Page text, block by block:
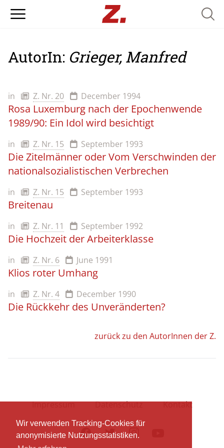
Wir verwenden Tracking-Cookies für
anonymisierte Nutzungsstatistiken.
AutorIn: Grieger, Manfred
in Z. Nr. 20 December 1994
Rosa Luxemburg nach der Epochenwende
1989/90: Ein Idol wird besichtigt
in Z. Nr. 15 September 1993
Die Zitelmänner oder Vom Verschwinden der
nationalsozialistischen Verbrechen
in Z. Nr. 15 September 1993
Breitenau
in Z. Nr. 11 September 1992
Die Hochzeit der Arbeiterklasse
in Z. Nr. 6 June 1991
Klios roter Umhang
in Z. Nr. 4 December 1990
Die Rückkehr des Unveränderten?
zurück zu den AutorInnen der Z.
Impressum Datenschutz Kontakt
FacebookTwitterInstagram